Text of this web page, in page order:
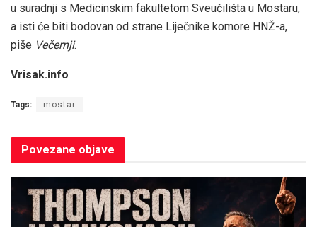
u suradnji s Medicinskim fakultetom Sveučilišta u Mostaru,
a isti će biti bodovan od strane Liječnike komore HNŽ-a,
piše Večernji.
Vrisak.info
Tags: mostar
Povezane objave